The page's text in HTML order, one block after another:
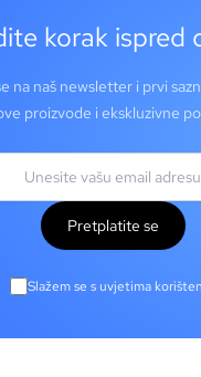
korak ispred
na naš newsletter i prvi
proizvode i ekskluzivne
Pretplatite se
Slažem se s uvjetima